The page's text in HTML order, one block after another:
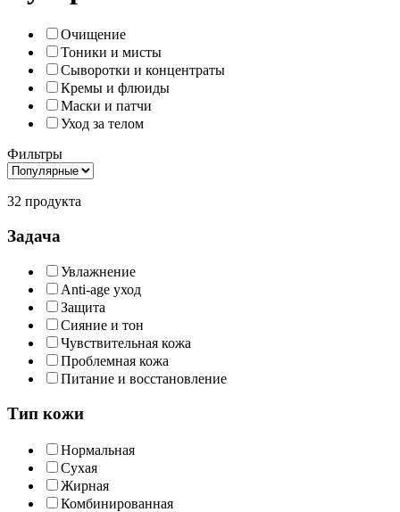
Очищение
Тоники и мисты
Сыворотки и концентраты
Кремы и флюиды
Маски и патчи
Уход за телом
Фильтры
32 продукта
Задача
Увлажнение
Anti-age уход
Защита
Сияние и тон
Чувствительная кожа
Проблемная кожа
Питание и восстановление
Тип кожи
Нормальная
Сухая
Жирная
Комбинированная